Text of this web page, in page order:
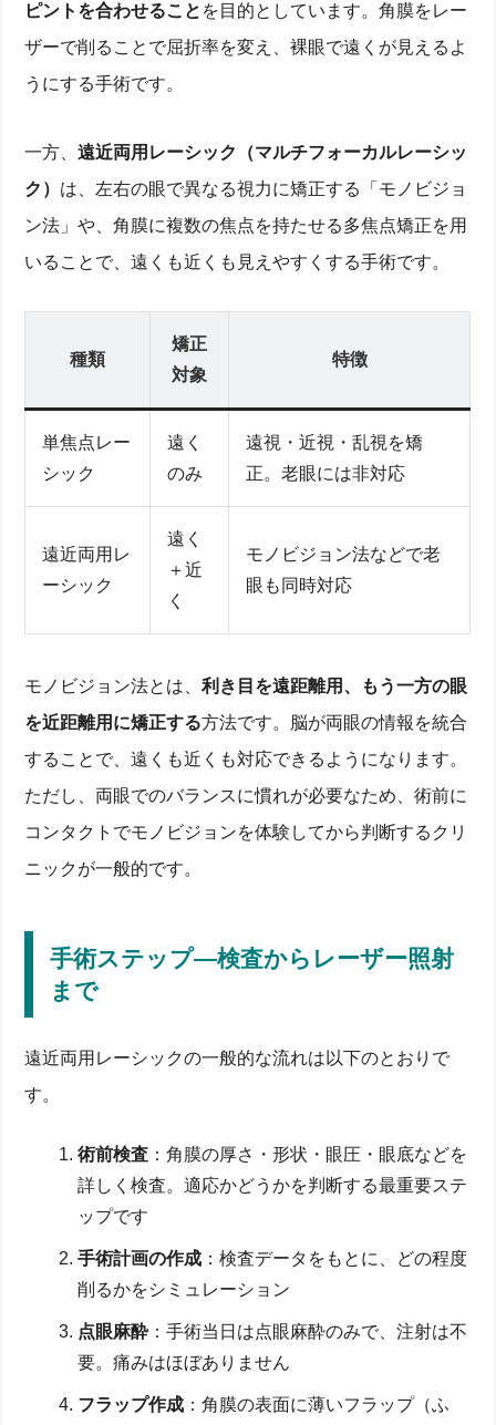
ピントを合わせること を目的としています。角膜をレー
ザーで削ることで屈折率を変え、裸眼で遠くが見えるよ
うにする手術です。
一方、遠近両用レーシック（マルチフォーカルレーシッ
ク） は、左右の眼で異なる視力に矯正する「モノビジョ
ン法」や、角膜に複数の焦点を持たせる多焦点矯正を用
いることで、遠くも近くも見えやすくする手術です。
種類
矯正
対象
特徴
単焦点レー
シック
遠く
のみ
遠視・近視・乱視を矯
正。老眼には非対応
遠近両用レ
ーシック
遠く
＋近
く
モノビジョン法などで老
眼も同時対応
モノビジョン法とは、利き目を遠距離用、もう一方の眼
を近距離用に矯正する方法です。脳が両眼の情報を統合
することで、遠くも近くも対応できるようになります。
ただし、両眼でのバランスに慣れが必要なため、術前に
コンタクトでモノビジョンを体験してから判断するクリ
ニックが一般的です。
手術ステップ―検査からレーザー照射
まで
遠近両用レーシックの一般的な流れは以下のとおりで
す。
術前検査 ：角膜の厚さ・形状・眼圧・眼底などを
詳しく検査。適応かどうかを判断する最重要ステ
ップです
手術計画の作成 ：検査データをもとに、どの程度
削るかをシミュレーション
点眼麻酔 ：手術当日は点眼麻酔のみで、注射は不
要。痛みはほぼありません
フラップ作成 ：角膜の表面に薄いフラップ（ふ